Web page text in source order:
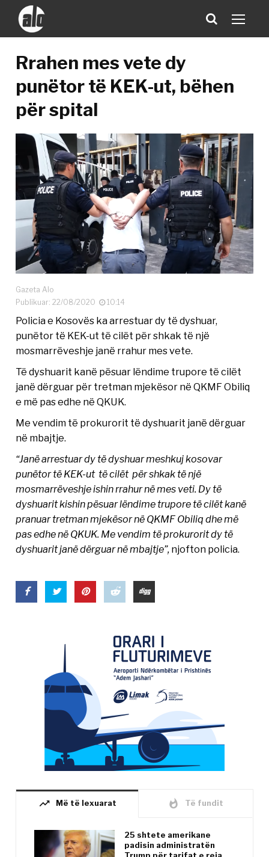
Rrahen mes vete dy
punëtor të KEK-ut, bëhen
për spital
Gazeta Alo
Publikuar: 22/08/2020
10:14
Policia e Kosovës ka arrestuar dy të dyshuar,
punëtor të KEK-ut të cilët për shkak të një
mosmarrëveshje janë rrahur mes vete.
Të dyshuarit kanë pësuar lëndime trupore të cilët
janë dërguar për tretman mjekësor në QKMF Obiliq
e më pas edhe në QKUK.
Me vendim të prokurorit të dyshuarit janë dërguar
në mbajtje.
“Janë arrestuar dy të dyshuar meshkuj kosovar
punëtor të KEK-ut të cilët për shkak të një
mosmarrëveshje ishin rrahur në mes veti. Dy të
dyshuarit kishin pësuar lëndime trupore të cilët kanë
pranuar tretman mjekësor në QKMF Obiliq dhe më
pas edhe në QKUK. Me vendim të prokurorit dy të
dyshuarit janë dërguar në mbajtje”, njofton policia.
trending_up Më të lexuarat whatshot Të fundit
25 shtete amerikane
padisin administratën
Trump për tarifat e reja